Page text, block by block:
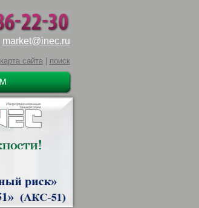
market@inec.ru
карта сайта| поиск